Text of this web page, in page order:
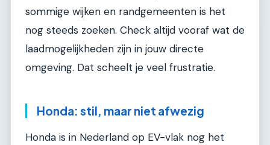
sommige wijken en randgemeenten is het
nog steeds zoeken. Check altijd vooraf wat de
laadmogelijkheden zijn in jouw directe
omgeving. Dat scheelt je veel frustratie.
Honda: stil, maar niet afwezig
Honda is in Nederland op EV-vlak nog het